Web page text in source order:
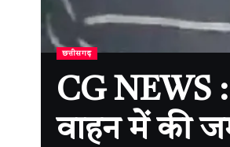
छत्तीसगढ़
CG NEWS
वाहन में की